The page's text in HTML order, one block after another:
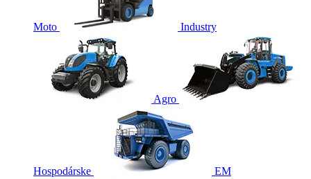
Moto Industry
Agro
Hospodárske EM